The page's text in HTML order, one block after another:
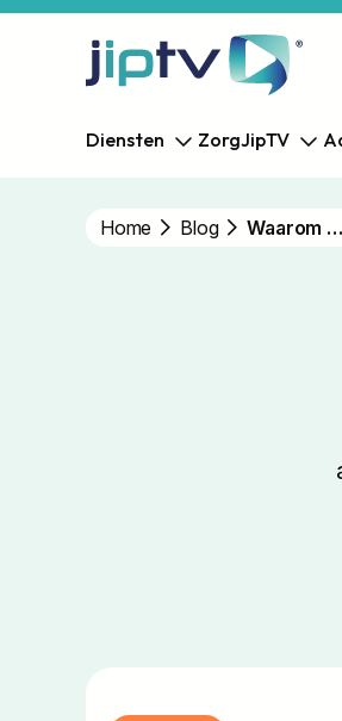
Home Blog Waarom
Diensten ZorgJipTV